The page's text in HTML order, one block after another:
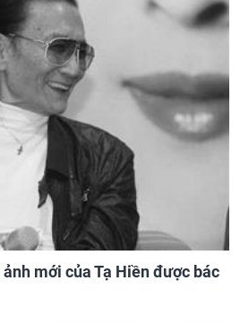
mới của Tạ Hiền được bác